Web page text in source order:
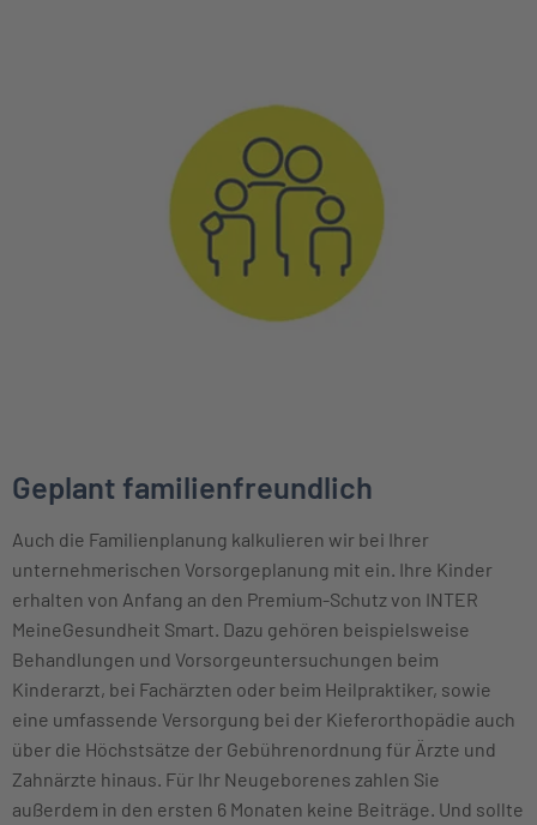
Geplant familienfreundlich
Auch die Familienplanung kalkulieren wir bei Ihrer
unternehmerischen Vorsorgeplanung mit ein. Ihre Kinder
erhalten von Anfang an den Premium-Schutz von INTER
MeineGesundheit Smart. Dazu gehören beispielsweise
Behandlungen und Vorsorgeuntersuchungen beim
Kinderarzt, bei Fachärzten oder beim Heilpraktiker, sowie
eine umfassende Versorgung bei der Kieferorthopädie auch
über die Höchstsätze der Gebührenordnung für Ärzte und
Zahnärzte hinaus. Für Ihr Neugeborenes zahlen Sie
außerdem in den ersten 6 Monaten keine Beiträge. Und sollte